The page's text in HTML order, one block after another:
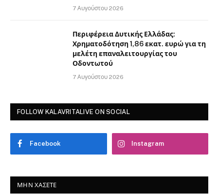
7 Αυγούστου 2026
Περιφέρεια Δυτικής Ελλάδας:
Χρηματοδότηση 1,86 εκατ. ευρώ για τη
μελέτη επαναλειτουργίας του
Οδοντωτού
7 Αυγούστου 2026
FOLLOW KALAVRITALIVE ON SOCIAL
Facebook Instagram
ΜΗΝ ΧΆΣΕΤΕ